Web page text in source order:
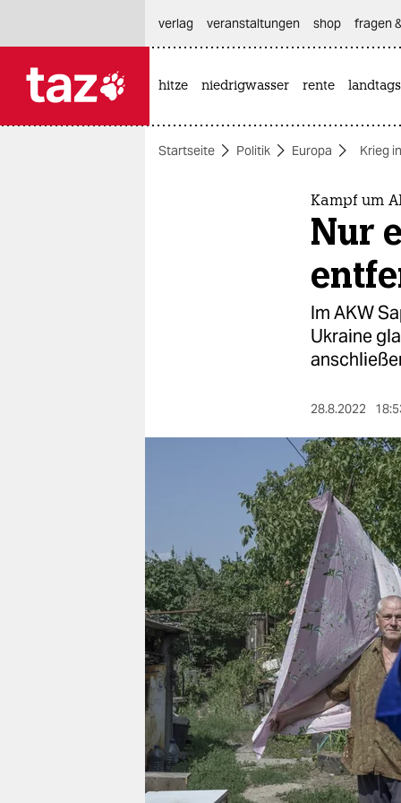
themen
nord
verlag
veranstaltungen
shop
fragen & hilfe
unterstützen
abo
genossenschaft
verlag
veranstaltungen shop fragen
hitze niedrigwasser rente
Startseite Politik Europa Krieg
Kampf um
Nur
Im AKW
Ukraine
28.8.2022